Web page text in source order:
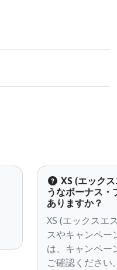
XS (エック
うなボーナス・
ありますか？
XS (エックスエ
スやキャンペー
は、キャンペー
ご確認ください